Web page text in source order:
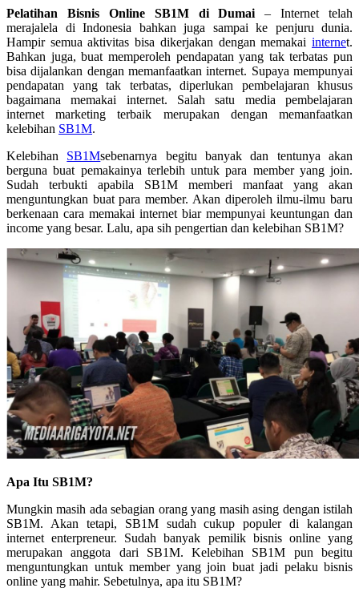
Pelatihan Bisnis Online SB1M di Dumai – Internet telah
merajalela di Indonesia bahkan juga sampai ke penjuru dunia.
Hampir semua aktivitas bisa dikerjakan dengan memakai internet.
Bahkan juga, buat memperoleh pendapatan yang tak terbatas pun
bisa dijalankan dengan memanfaatkan internet. Supaya mempunyai
pendapatan yang tak terbatas, diperlukan pembelajaran khusus
bagaimana memakai internet. Salah satu media pembelajaran
internet marketing terbaik merupakan dengan memanfaatkan
kelebihan SB1M.
Kelebihan SB1Msebenarnya begitu banyak dan tentunya akan
berguna buat pemakainya terlebih untuk para member yang join.
Sudah terbukti apabila SB1M memberi manfaat yang akan
menguntungkan buat para member. Akan diperoleh ilmu-ilmu baru
berkenaan cara memakai internet biar mempunyai keuntungan dan
income yang besar. Lalu, apa sih pengertian dan kelebihan SB1M?
Apa Itu SB1M?
Mungkin masih ada sebagian orang yang masih asing dengan istilah
SB1M. Akan tetapi, SB1M sudah cukup populer di kalangan
internet enterpreneur. Sudah banyak pemilik bisnis online yang
merupakan anggota dari SB1M. Kelebihan SB1M pun begitu
menguntungkan untuk member yang join buat jadi pelaku bisnis
online yang mahir. Sebetulnya, apa itu SB1M?